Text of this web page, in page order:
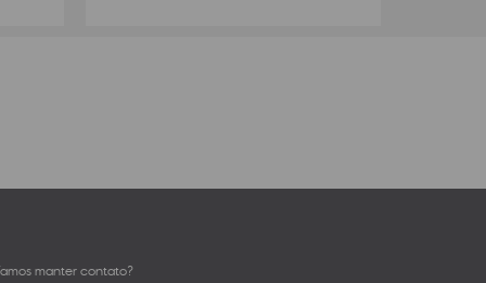
manter contato?